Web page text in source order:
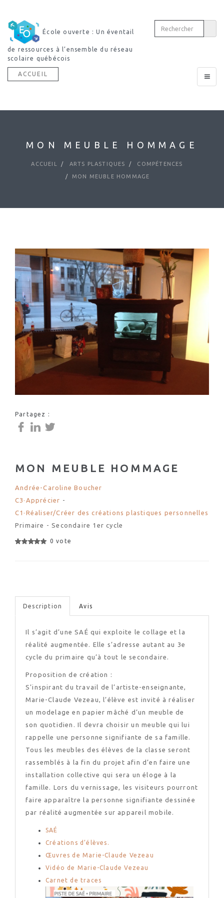
École ouverte : Un éventail
de ressources à l’ensemble du réseau
scolaire québécois
Toggle
ACCUEIL
MON MEUBLE HOMMAGE
ACCUEIL ARTS PLASTIQUES COMPÉTENCES
MON MEUBLE HOMMAGE
Partagez :
MON MEUBLE HOMMAGE
Andrée-Caroline Boucher
C3·Apprécier -
C1·Réaliser/Créer des créations plastiques personnelles
Primaire - Secondaire 1er cycle
0 vote
Description Avis
Il s’agit d’une SAÉ qui exploite le collage et la
réalité augmentée. Elle s’adresse autant au 3e
cycle du primaire qu’à tout le secondaire.
Proposition de création :
S’inspirant du travail de l’artiste-enseignante,
Marie-Claude Vezeau, l’élève est invité à réaliser
un modelage en papier mâché d’un meuble de
son quotidien. Il devra choisir un meuble qui lui
rappelle une personne signifiante de sa famille.
Tous les meubles des élèves de la classe seront
rassemblés à la fin du projet afin d’en faire une
installation collective qui sera un éloge à la
famille. Lors du vernissage, les visiteurs pourront
faire apparaître la personne signifiante dessinée
par réalité augmentée sur appareil mobile.
SAÉ
Créations d’élèves.
Œuvres de Marie-Claude Vezeau
Vidéo de Marie-Claude Vezeau
Carnet de traces